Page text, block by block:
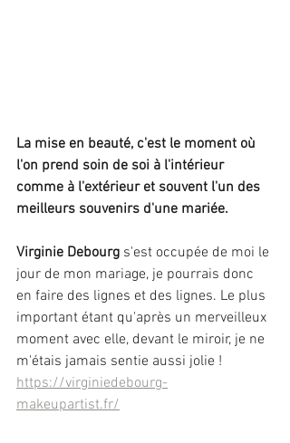
La mise en beauté, c'est le moment où
l'on prend soin de soi à l'intérieur
comme à l'extérieur et souvent l'un des
meilleurs souvenirs d'une mariée.
Virginie Debourg s'est occupée de moi le
jour de mon mariage, je pourrais donc
en faire des lignes et des lignes. Le plus
important étant qu'après un merveilleux
moment avec elle, devant le miroir, je ne
m'étais jamais sentie aussi jolie !
https://virginiedebourg-
makeupartist.fr/